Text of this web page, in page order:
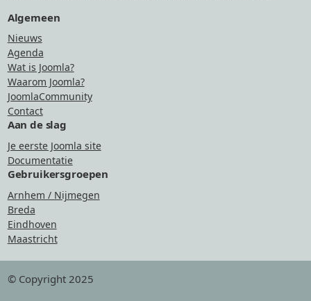
Algemeen
Nieuws
Agenda
Wat is Joomla?
Waarom Joomla?
JoomlaCommunity
Contact
Aan de slag
Je eerste Joomla site
Documentatie
Gebruikersgroepen
Arnhem / Nijmegen
Breda
Eindhoven
Maastricht
© Copyright 2025